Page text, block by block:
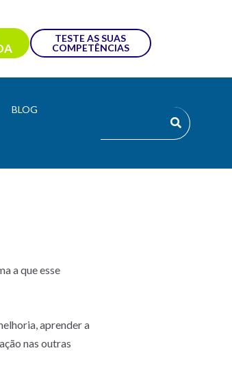
TESTE AS SUAS
COMPETÊNCIAS
BLOG
a que esse
aprender a
nas outras